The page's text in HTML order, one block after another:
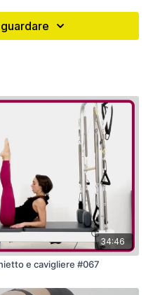
34:46
e cavigliere #067